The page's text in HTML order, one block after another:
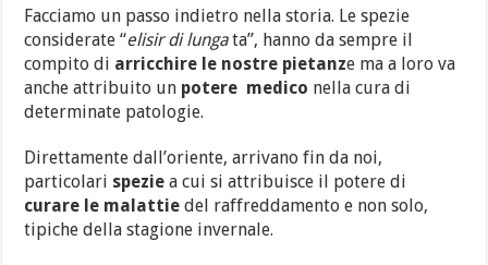
Facciamo un passo indietro nella storia. Le spezie
considerate “elisir di lungata”, hanno da sempre il
compito di arricchire le nostre pietanze ma a loro va
anche attribuito un potere medico nella cura di
determinate patologie.
Direttamente dall’oriente, arrivano fin da noi,
particolari spezie a cui si attribuisce il potere di
curare le malattie del raffreddamento e non solo,
tipiche della stagione invernale.